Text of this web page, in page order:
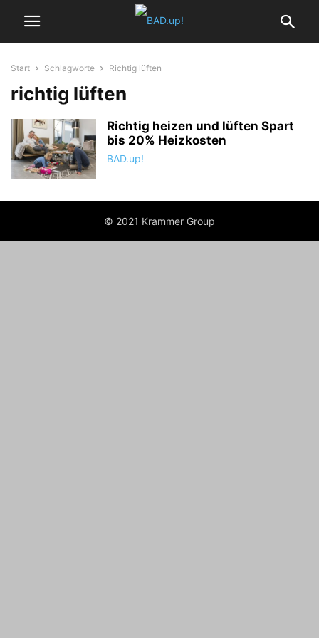
Start Schlagworte Richtig lüften
richtig lüften
Richtig heizen und lüften Spart
bis 20% Heizkosten
BAD.up!
© 2021 Krammer Group